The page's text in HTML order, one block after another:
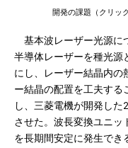
開発の課題（クリッ
基本波レーザー光源に
半導体レーザーを種光源
にし、レーザー結晶内の
ー結晶の配置を工夫する
し、三菱電機が開発し
させた。波長変換ユニッ
を長期間安定に発生でき